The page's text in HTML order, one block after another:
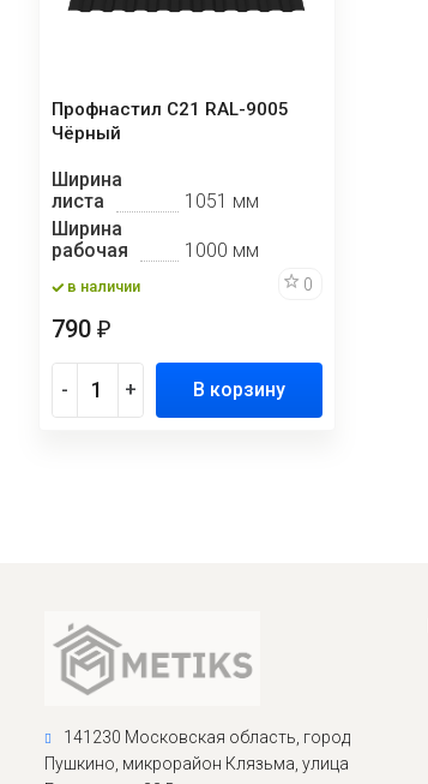
Профнастил C21 RAL-9005
Чёрный
Ширина
листа
1051 мм
Ширина
рабочая
1000 мм
в наличии 0
790 ₽
- + В корзину
141230 Московская область, город
Пушкино, микрорайон Клязьма, улица